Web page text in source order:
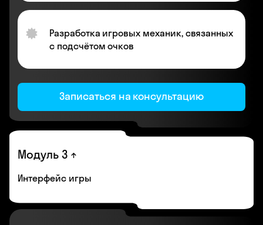
Разработка игровых механик, связанных
с подсчётом очков
Записаться на консультацию
Модуль 3
Интерфейс игры